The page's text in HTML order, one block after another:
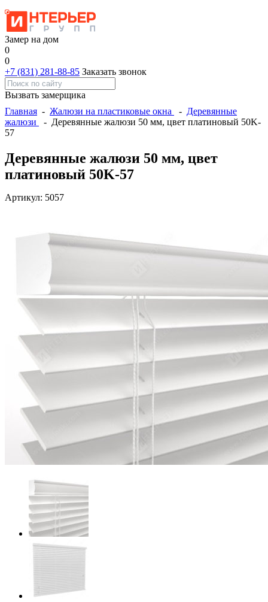
Замер на дом
0
0
+7 (831) 281-88-85 Заказать звонок
Вызвать замерщика
Главная - Жалюзи на пластиковые окна - Деревянные
жалюзи
- Деревянные жалюзи 50 мм, цвет платиновый 50K-
57
Деревянные жалюзи 50 мм, цвет
платиновый 50K-57
Артикул: 5057